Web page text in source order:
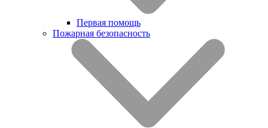
Первая помощь
Пожарная безопасность